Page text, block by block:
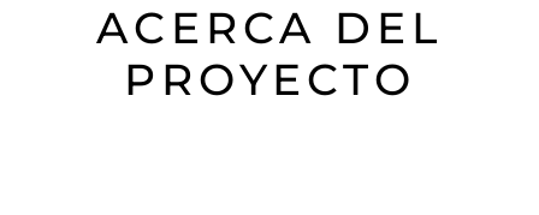
ACERCA DEL
PROYECTO